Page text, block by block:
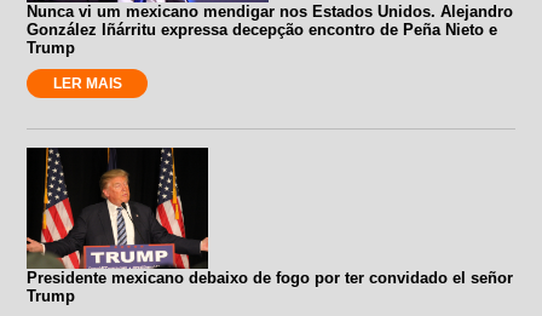
Nunca vi um mexicano mendigar nos Estados Unidos. Alejandro
González Iñárritu expressa decepção encontro de Peña Nieto e
Trump
LER MAIS
Presidente mexicano debaixo de fogo por ter convidado el señor
Trump